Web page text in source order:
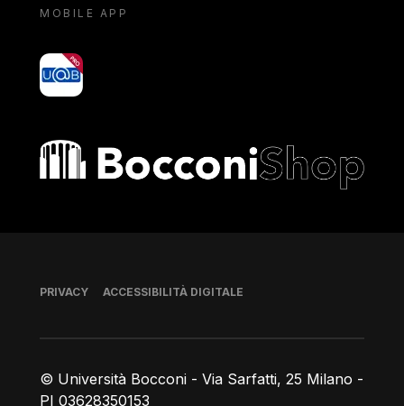
MOBILE APP
yoU@B
Bocconi shop
© Università Bocconi - Via Sarfatti, 25 Milano -
PI 03628350153
Piè di pagina
PRIVACY ACCESSIBILITÀ DIGITALE